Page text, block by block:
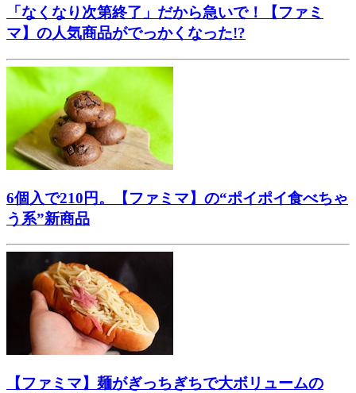
「なくなり次第終了」だから急いで！【ファミ
マ】の人気商品がでっかくなった!?
6個入で210円。【ファミマ】の“ポイポイ食べちゃ
う系”新商品
【ファミマ】麺がぎっちぎちで大ボリュームの